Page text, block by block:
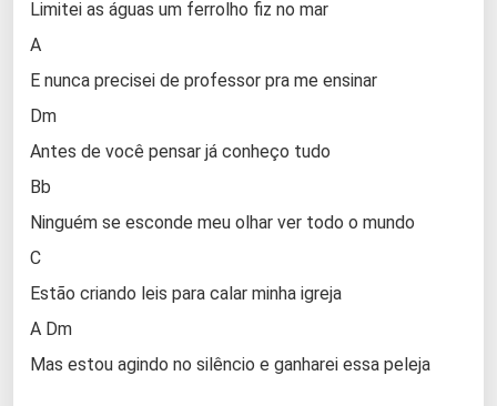
Limitei as águas um ferrolho fiz no mar
A
E nunca precisei de professor pra me ensinar
Dm
Antes de você pensar já conheço tudo
Bb
Ninguém se esconde meu olhar ver todo o mundo
C
Estão criando leis para calar minha igreja
A Dm
Mas estou agindo no silêncio e ganharei essa peleja